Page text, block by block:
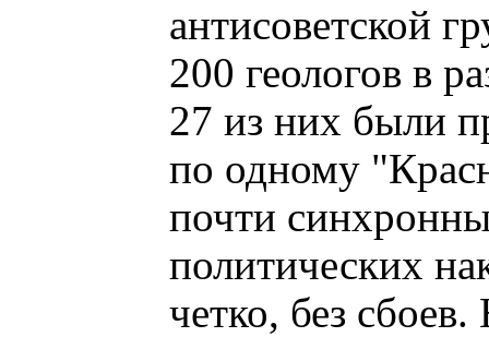
антисоветской
200 геологов в
27 из них были
по одному
почти
политических
четко, без